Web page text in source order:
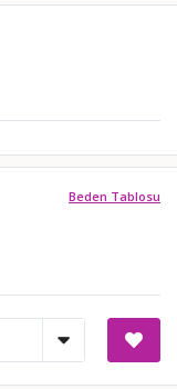
Beden Tablosu